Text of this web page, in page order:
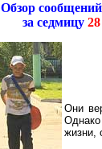
Обзор
за седмицу
Они
жизни,